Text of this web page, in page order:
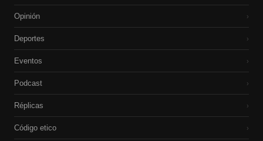
Opinión ›
Deportes ›
Eventos ›
Podcast ›
Réplicas ›
Código etico ›